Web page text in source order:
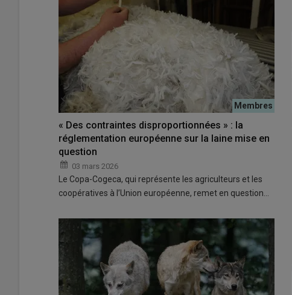
« Des contraintes disproportionnées » : la
réglementation européenne sur la laine mise en
question
03 mars 2026
Le Copa-Cogeca, qui représente les agriculteurs et les
coopératives à l’Union européenne, remet en question…